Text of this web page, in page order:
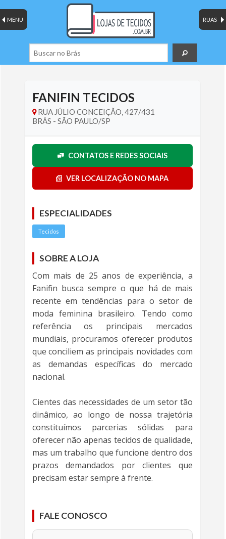
RUAS
MENU
FANIFIN TECIDOS
RUA JÚLIO CONCEIÇÃO, 427/431
BRÁS - SÃO PAULO/SP
CONTATOS E REDES SOCIAIS
VER LOCALIZAÇÃO NO MAPA
ESPECIALIDADES
Tecidos
SOBRE A LOJA
Com mais de 25 anos de experiência, a
Fanifin busca sempre o que há de mais
recente em tendências para o setor de
moda feminina brasileiro. Tendo como
referência os principais mercados
mundiais, procuramos oferecer produtos
que conciliem as principais novidades com
as demandas específicas do mercado
nacional.
Cientes das necessidades de um setor tão
dinâmico, ao longo de nossa trajetória
constituímos parcerias sólidas para
oferecer não apenas tecidos de qualidade,
mas um trabalho que funcione dentro dos
prazos demandados por clientes que
precisam estar sempre à frente.
FALE CONOSCO